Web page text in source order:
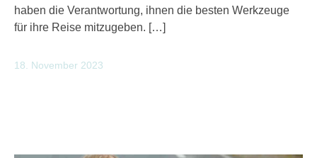
haben die Verantwortung, ihnen die besten Werkzeuge
für ihre Reise mitzugeben. […]
18. November 2023